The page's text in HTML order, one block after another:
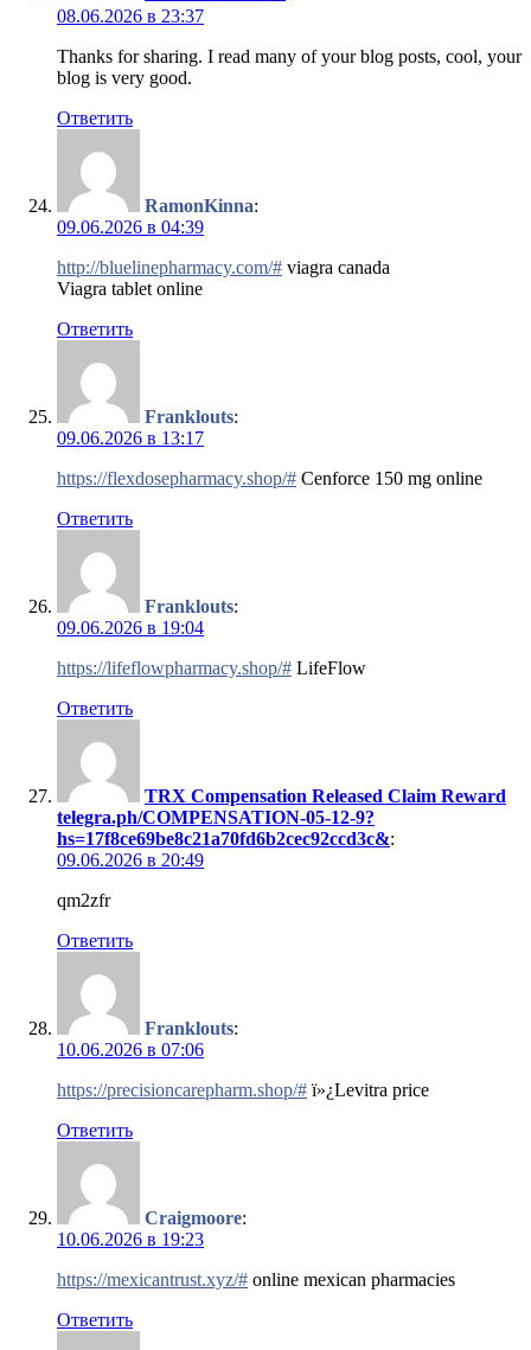
08.06.2026 в 23:37
Thanks for sharing. I read many of your blog posts, cool, your
blog is very good.
Ответить
RamonKinna:
09.06.2026 в 04:39
http://bluelinepharmacy.com/# viagra canada
Viagra tablet online
Ответить
Franklouts:
09.06.2026 в 13:17
https://flexdosepharmacy.shop/# Cenforce 150 mg online
Ответить
Franklouts:
09.06.2026 в 19:04
https://lifeflowpharmacy.shop/# LifeFlow
Ответить
TRX Compensation Released Claim Reward
telegra.ph/COMPENSATION-05-12-9?
hs=17f8ce69be8c21a70fd6b2cec92ccd3c&:
09.06.2026 в 20:49
qm2zfr
Ответить
Franklouts:
10.06.2026 в 07:06
https://precisioncarepharm.shop/# ï»¿Levitra price
Ответить
Craigmoore:
10.06.2026 в 19:23
https://mexicantrust.xyz/# online mexican pharmacies
Ответить